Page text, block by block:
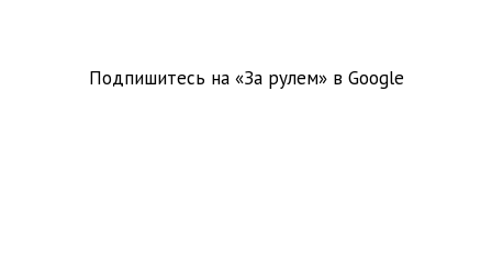
Подпишитесь на «За рулем» в Google